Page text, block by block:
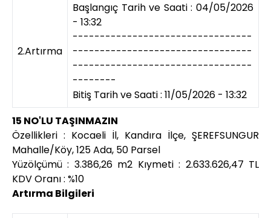
2.Artırma
Başlangıç Tarih ve Saati : 04/05/2026
- 13:32
---------------------------------
---------------------------------
---------------------------------
--------
Bitiş Tarih ve Saati : 11/05/2026 - 13:32
15 NO'LU TAŞINMAZIN
Özellikleri : Kocaeli İl, Kandıra İlçe, ŞEREFSUNGUR
Mahalle/Köy, 125 Ada, 50 Parsel
Yüzölçümü : 3.386,26 m2 Kıymeti : 2.633.626,47 TL
KDV Oranı : %10
Artırma Bilgileri